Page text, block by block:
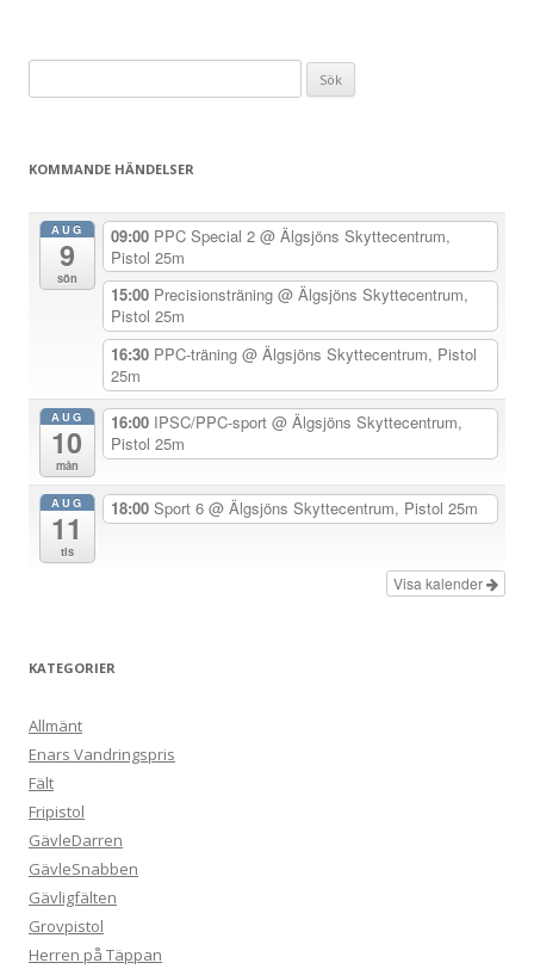
n
n
efter:
KOMMANDE HÄNDELSER
AUG
9
sön
09:00 PPC Special 2 @ Älgsjöns Skyttecentrum,
Pistol 25m
15:00 Precisionsträning @ Älgsjöns Skyttecentrum,
Pistol 25m
16:30 PPC-träning @ Älgsjöns Skyttecentrum, Pistol
25m
AUG
10
mån
16:00 IPSC/PPC-sport @ Älgsjöns Skyttecentrum,
Pistol 25m
AUG
11
tis
18:00 Sport 6 @ Älgsjöns Skyttecentrum, Pistol 25m
Visa kalender
KATEGORIER
Allmänt
Enars Vandringspris
Fält
Fripistol
GävleDarren
GävleSnabben
Gävligfälten
Grovpistol
Herren på Täppan